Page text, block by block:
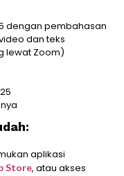
dengan pembahasan
dan teks
lewat Zoom)
aplikasi
Store, atau akses